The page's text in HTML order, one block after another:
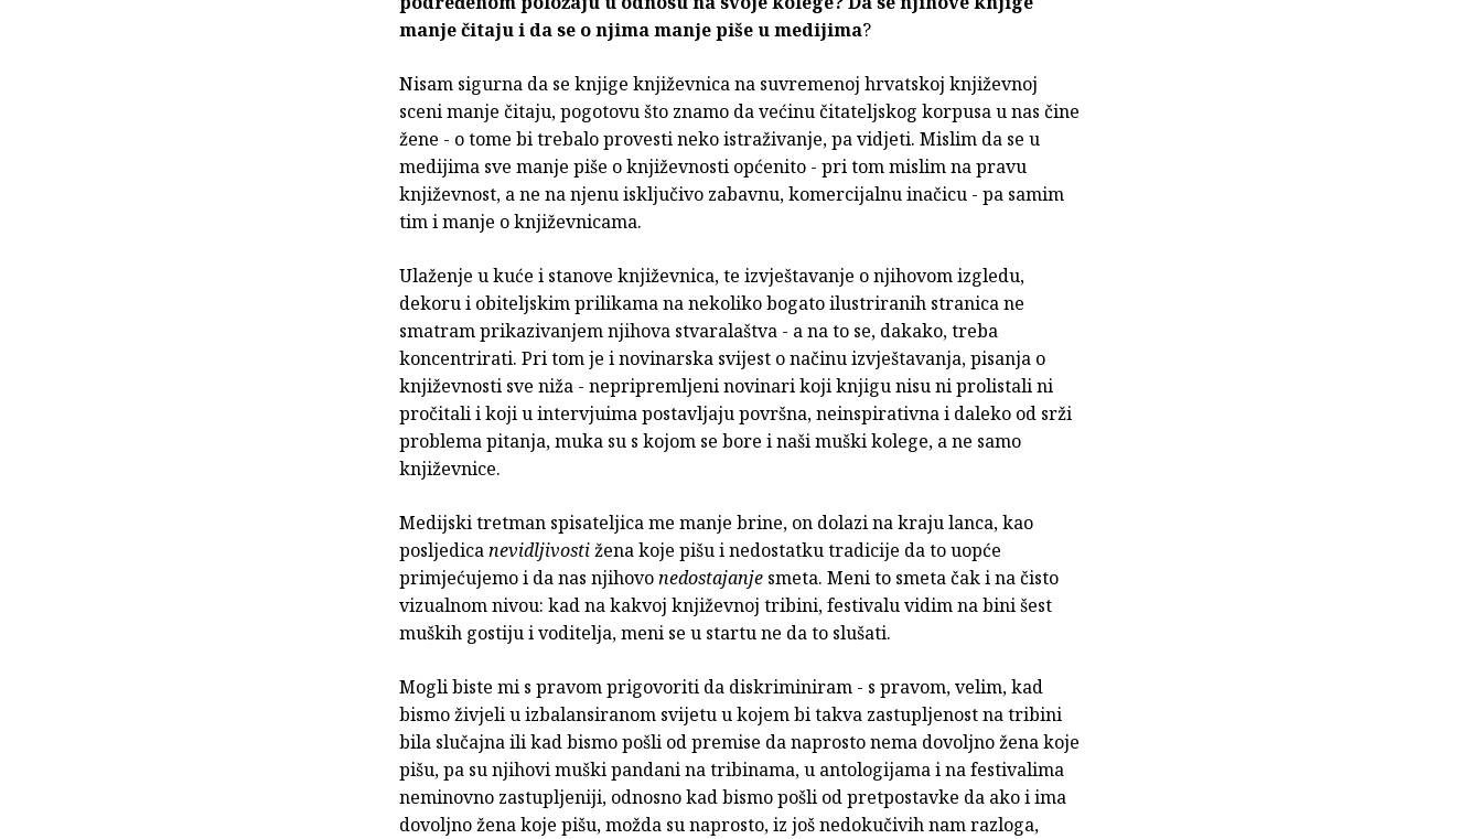
manje čitaju i da se o njima manje piše u medijima?
Nisam sigurna da se knjige književnica na suvremenoj hrvatskoj književnoj
sceni manje čitaju, pogotovu što znamo da većinu čitateljskog korpusa u nas čine
žene - o tome bi trebalo provesti neko istraživanje, pa vidjeti. Mislim da se u
medijima sve manje piše o književnosti općenito - pri tom mislim na pravu
književnost, a ne na njenu isključivo zabavnu, komercijalnu inačicu - pa samim
tim i manje o književnicama.
Ulaženje u kuće i stanove književnica, te izvještavanje o njihovom izgledu,
dekoru i obiteljskim prilikama na nekoliko bogato ilustriranih stranica ne
smatram prikazivanjem njihova stvaralaštva - a na to se, dakako, treba
koncentrirati. Pri tom je i novinarska svijest o načinu izvještavanja, pisanja o
književnosti sve niža - nepripremljeni novinari koji knjigu nisu ni prolistali ni
pročitali i koji u intervjuima postavljaju površna, neinspirativna i daleko od srži
problema pitanja, muka su s kojom se bore i naši muški kolege, a ne samo
književnice.
Medijski tretman spisateljica me manje brine, on dolazi na kraju lanca, kao
posljedicanevidljivostižena koje pišu i nedostatku tradicije da to uopće
primjećujemo i da nas njihovonedostajanje smeta. Meni to smeta čak i na čisto
vizualnom nivou: kad na kakvoj književnoj tribini, festivalu vidim na bini šest
muških gostiju i voditelja, meni se u startu ne da to slušati.
Mogli biste mi s pravom prigovoriti da diskriminiram - s pravom, velim, kad
bismo živjeli u izbalansiranom svijetu u kojem bi takva zastupljenost na tribini
bila slučajna ili kad bismo pošli od premise da naprosto nema dovoljno žena koje
pišu, pa su njihovi muški pandani na tribinama, u antologijama i na festivalima
neminovno zastupljeniji, odnosno kad bismo pošli od pretpostavke da ako i ima
dovoljno žena koje pišu, možda su naprosto, iz još nedokučivih nam razloga,